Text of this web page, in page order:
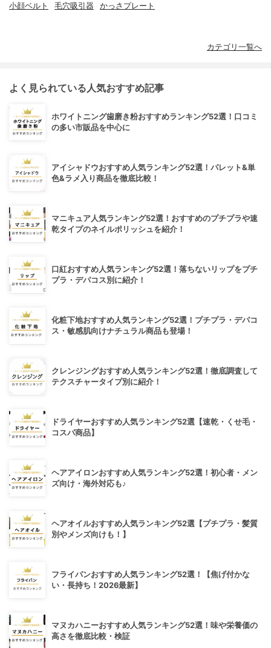
小顔ベルト 毛穴吸引器 かっさプレート
カテゴリ一覧へ
よく見られている人気おすすめ記事
ホワイトニング歯磨き粉おすすめランキング52選！口コミ
の多い市販品を中心に
アイシャドウおすすめ人気ランキング52選！パレット&単
色&ラメ入り商品を徹底比較！
マニキュア人気ランキング52選！おすすめのプチプラや速
乾タイプのネイルポリッシュを紹介！
口紅おすすめ人気ランキング52選！落ちないリップをプチ
プラ・デパコス別に紹介！
化粧下地おすすめ人気ランキング52選！プチプラ・デパコ
ス・敏感肌向けナチュラル商品も登場！
クレンジングおすすめ人気ランキング52選！徹底調査して
テクスチャータイプ別に紹介！
ドライヤーおすすめ人気ランキング52選【速乾・くせ毛・
コスパ商品】
ヘアアイロンおすすめ人気ランキング52選！初心者・メン
ズ向け・海外対応も♪
ヘアオイルおすすめ人気ランキング52選【プチプラ・髪質
別やメンズ向けも！】
フライパンおすすめ人気ランキング52選！【焦げ付かな
い・長持ち！2026最新】
マヌカハニーおすすめ人気ランキング52選！味や栄養価の
高さを徹底比較・検証